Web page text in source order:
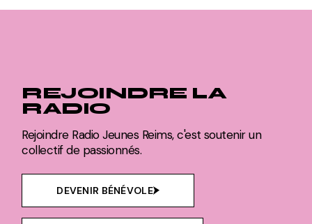
REJOINDRE LA
RADIO
Rejoindre Radio Jeunes Reims, c'est soutenir un
collectif de passionnés.
DEVENIR BÉNÉVOLE